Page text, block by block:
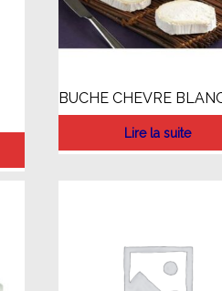
BUCHE CHEVRE
Lire la suite